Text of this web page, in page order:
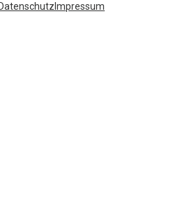
Datenschutz Impressum